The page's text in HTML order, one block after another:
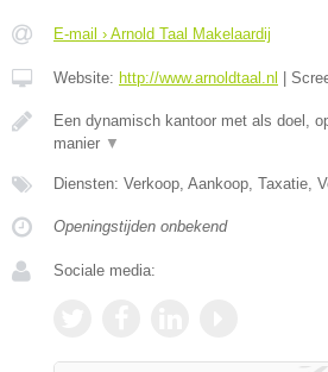
E-mail › Arnold Taal Makelaardij
Website: http://www.arnoldtaal.nl
Een dynamisch kantoor met als doel,
manier ▼
Diensten: Verkoop, Aankoop, Taxatie,
Openingstijden onbekend
Sociale media: